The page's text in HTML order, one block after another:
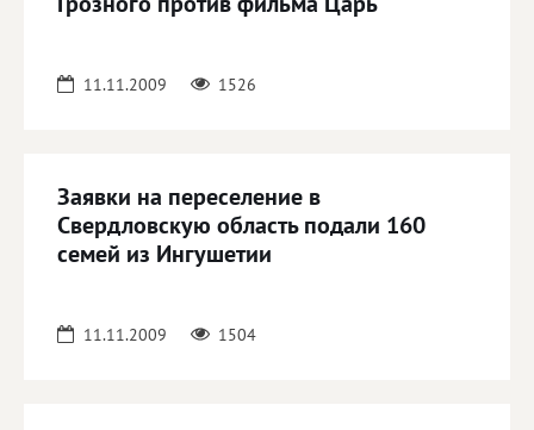
11.11.2009 1526
Заявки на переселение в
Свердловскую область подали 160
семей из Ингушетии
11.11.2009 1504